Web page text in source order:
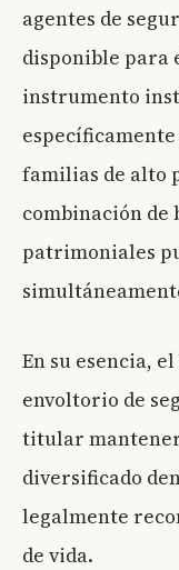
agentes de
disponible para
instrumento
familias de alto
combinación de
patrimoniales
En su esencia,
envoltorio de
titular
diversificado
legalmente
de vida.